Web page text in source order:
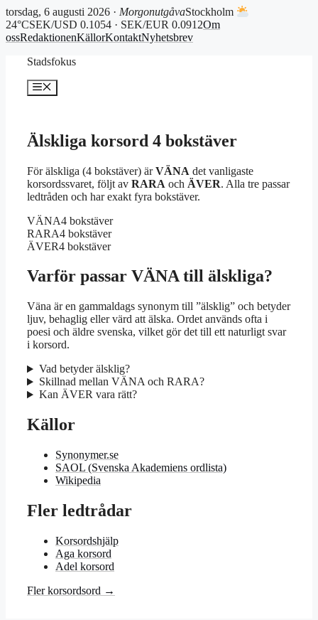
torsdag, 6 augusti 2026 · MorgonutgåvaStockholm
24°CSEK/USD 0.1054 · SEK/EUR 0.0912Om
ossRedaktionenKällorKontaktNyhetsbrev
Stadsfokus
Meny
Älskliga korsord 4 bokstäver
För älskliga (4 bokstäver) ärVÄNA det vanligaste
korsordssvaret, följt av RARA och ÄVER. Alla tre passar
ledtråden och har exakt fyra bokstäver.
VÄNA4 bokstäver
RARA4 bokstäver
ÄVER4 bokstäver
Varför passar VÄNA till älskliga?
Väna är en gammaldags synonym till ”älsklig” och betyder
ljuv, behaglig eller värd att älska. Ordet används ofta i
poesi och äldre svenska, vilket gör det till ett naturligt svar
i korsord.
Vad betyder älsklig?
Skillnad mellan VÄNA och RARA?
Kan ÄVER vara rätt?
Källor
Synonymer.se
SAOL (Svenska Akademiens ordlista)
Wikipedia
Fler ledtrådar
Korsordshjälp
Aga korsord
Adel korsord
Fler korsordsord →